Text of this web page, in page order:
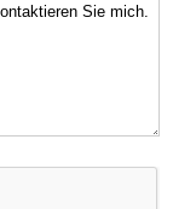
Sie mich.